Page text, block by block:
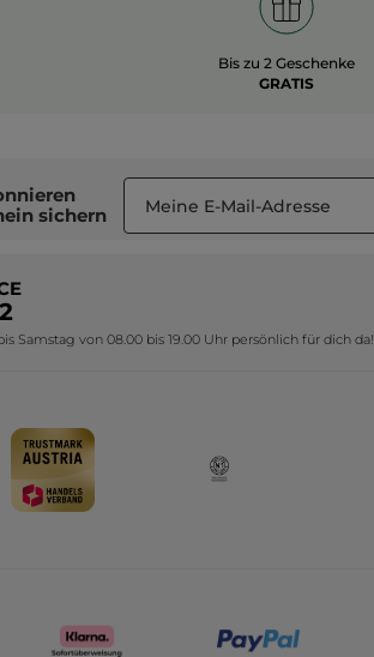
Bis zu 2 Geschenke
GRATIS
sichern
Samstag von 08.00 bis 19.00 Uhr persönlich für dich da!